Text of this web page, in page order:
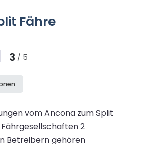
Fähre
3 / 5
vom Ancona zum Split
2
Betreibern gehören